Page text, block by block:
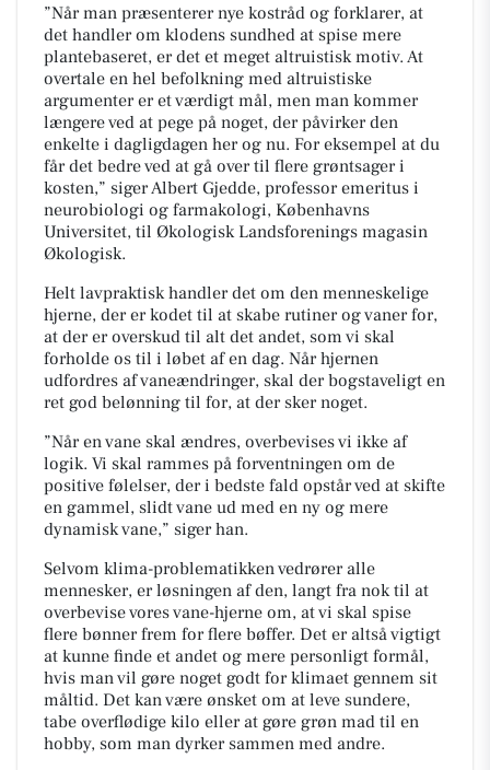
”Når man præsenterer nye kostråd og forklarer, at
det handler om klodens sundhed at spise mere
plantebaseret, er det et meget altruistisk motiv. At
overtale en hel befolkning med altruistiske
argumenter er et værdigt mål, men man kommer
længere ved at pege på noget, der påvirker den
enkelte i dagligdagen her og nu. For eksempel at du
får det bedre ved at gå over til flere grøntsager i
kosten,” siger Albert Gjedde, professor emeritus i
neurobiologi og farmakologi, Københavns
Universitet, til Økologisk Landsforenings magasin
Økologisk.
Helt lavpraktisk handler det om den menneskelige
hjerne, der er kodet til at skabe rutiner og vaner for,
at der er overskud til alt det andet, som vi skal
forholde os til i løbet af en dag. Når hjernen
udfordres af vaneændringer, skal der bogstaveligt en
ret god belønning til for, at der sker noget.
”Når en vane skal ændres, overbevises vi ikke af
logik. Vi skal rammes på forventningen om de
positive følelser, der i bedste fald opstår ved at skifte
en gammel, slidt vane ud med en ny og mere
dynamisk vane,” siger han.
Selvom klima-problematikken vedrører alle
mennesker, er løsningen af den, langt fra nok til at
overbevise vores vane-hjerne om, at vi skal spise
flere bønner frem for flere bøffer. Det er altså vigtigt
at kunne finde et andet og mere personligt formål,
hvis man vil gøre noget godt for klimaet gennem sit
måltid. Det kan være ønsket om at leve sundere,
tabe overflødige kilo eller at gøre grøn mad til en
hobby, som man dyrker sammen med andre.